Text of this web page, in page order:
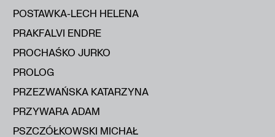
POSTAWKA-LECH HELENA
PRAKFALVI ENDRE
PROCHAŚKO JURKO
PROLOG
PRZEZWAŃSKA KATARZYNA
PRZYWARA ADAM
PSZCZÓŁKOWSKI MICHAŁ